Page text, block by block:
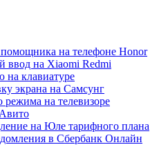
на телефоне Honor
ввод на Xiaomi Redmi
на клавиатуре
экрана на Самсунг
режима на телевизоре
на Юле тарифного плана
в Сбербанк Онлайн